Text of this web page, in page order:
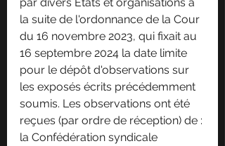
la suite de l'ordonnance de la Cour
du 16 novembre 2023, qui fixait au
16 septembre 2024 la date limite
pour le dépôt d'observations sur
les exposés écrits précédemment
soumis. Les observations ont été
reçues (par ordre de réception) de :
la Confédération syndicale